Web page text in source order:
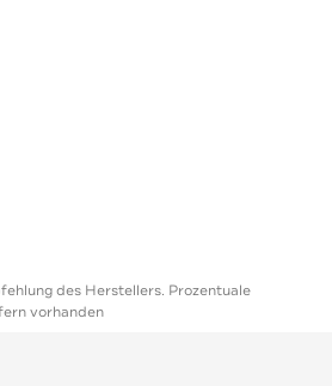
des Herstellers. Prozentuale
vorhanden